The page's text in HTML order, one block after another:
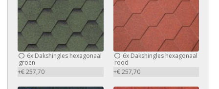
6x Dakshingles hexagonaal
groen
+€ 257,70
6xDakshingles hexagonaal
rood
+€ 257,70